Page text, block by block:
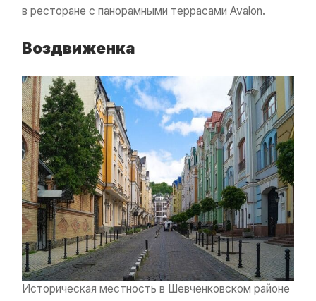
в ресторане с панорамными террасами Avalon.
Воздвиженка
Историческая местность в Шевченковском районе